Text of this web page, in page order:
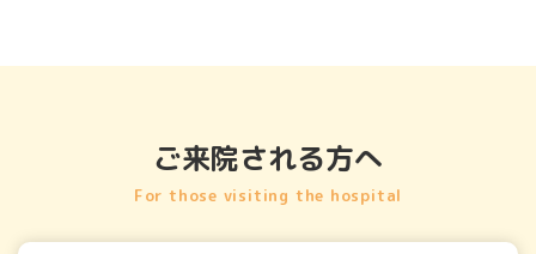
ご来院される方へ
For those visiting the hospital